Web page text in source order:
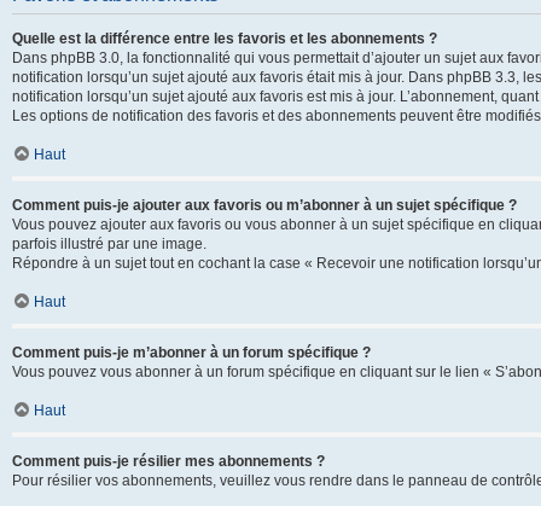
Quelle est la différence entre les favoris et les abonnements ?
Dans phpBB 3.0, la fonctionnalité qui vous permettait d’ajouter un sujet aux
notification lorsqu’un sujet ajouté aux favoris était mis à jour. Dans phpBB 3.3,
notification lorsqu’un sujet ajouté aux favoris est mis à jour. L’abonnement,
Les options de notification des favoris et des abonnements peuvent être
Haut
Comment puis-je ajouter aux favoris ou m’abonner à un sujet spécifique ?
Vous pouvez ajouter aux favoris ou vous abonner à un sujet spécifique en
parfois illustré par une image.
Répondre à un sujet tout en cochant la case « Recevoir une notification
Haut
Comment puis-je m’abonner à un forum spécifique ?
Vous pouvez vous abonner à un forum spécifique en cliquant sur le lien «
Haut
Comment puis-je résilier mes abonnements ?
Pour résilier vos abonnements, veuillez vous rendre dans le panneau de